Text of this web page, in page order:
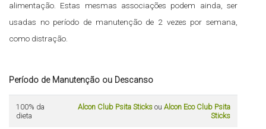
alimentação. Estas mesmas associações podem ainda, ser
usadas no período de manutenção de 2 vezes por semana,
como distração.
Período de Manutenção ou Descanso
100% da
dieta
Alcon Club Psita Sticks ou Alcon Eco Club Psita
Sticks